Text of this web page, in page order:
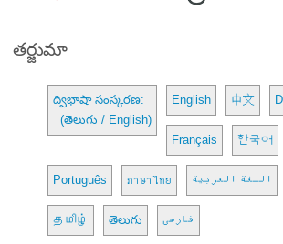
తర్జుమా
ద్విభాషా సంస్కరణ:
(తెలుగు / English)
English 中文
Français 한국어
Português ภาษาไทย اللغة العربية
தமிழ் తెలుగు فارسی